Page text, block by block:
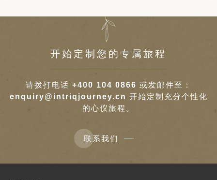
开始定制您的专属旅程
请拨打电话 +400 104 0866 或发邮件至：
enquiry@intriqjourney.cn 开始定制充分个性化
的心仪旅程。
联系我们